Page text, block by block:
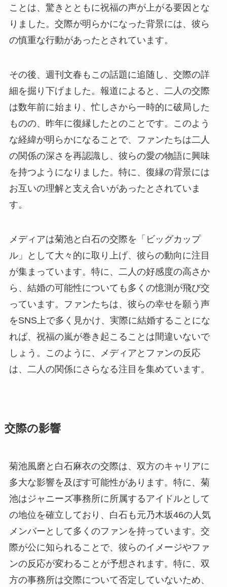
ことは、驚きとともに祝福の声が上がる要因とな
りました。交際が明らかになった背景には、彼ら
の慎重な行動があったとされています。
その後、週刊文春もこの話題に追随し、交際の詳
細を掘り下げました。報道によると、二人の交際
は数年前に始まり、忙しさから一時的に破局した
ものの、昨年に復縁したとのことです。このよう
な経緯が明らかになることで、ファンたちは二人
の関係の深さを再認識し、彼らの愛の物語に興味
を持つようになりました。特に、復縁の背景には
お互いの理解と支え合いがあったとされていま
す。
メディアは菊池と白石の交際を「ビッグカップ
ル」として大々的に取り上げ、彼らの動向に注目
が集まっています。特に、二人の好感度の高さか
ら、結婚の可能性についても多くの憶測が飛び交
っています。ファンたちは、彼らの幸せを願う声
をSNS上で多く見かけ、実際に結婚することにな
れば、祝福の嵐が巻き起こることは間違いないで
しょう。このように、メディアとファンの反応
は、二人の関係にさらなる注目を集めています。
交際の影響
菊池風磨と白石麻衣の交際は、双方のキャリアに
多大な影響を及ぼす可能性があります。特に、菊
池はジャニーズ事務所に所属するアイドルとして
の地位を確立しており、白石も元乃木坂46の人気
メンバーとして多くのファンを持っています。交
際が公に知られることで、彼らのイメージやファ
ンの反応が変わることが予想されます。特に、双
方の事務所は交際について否定していないため、